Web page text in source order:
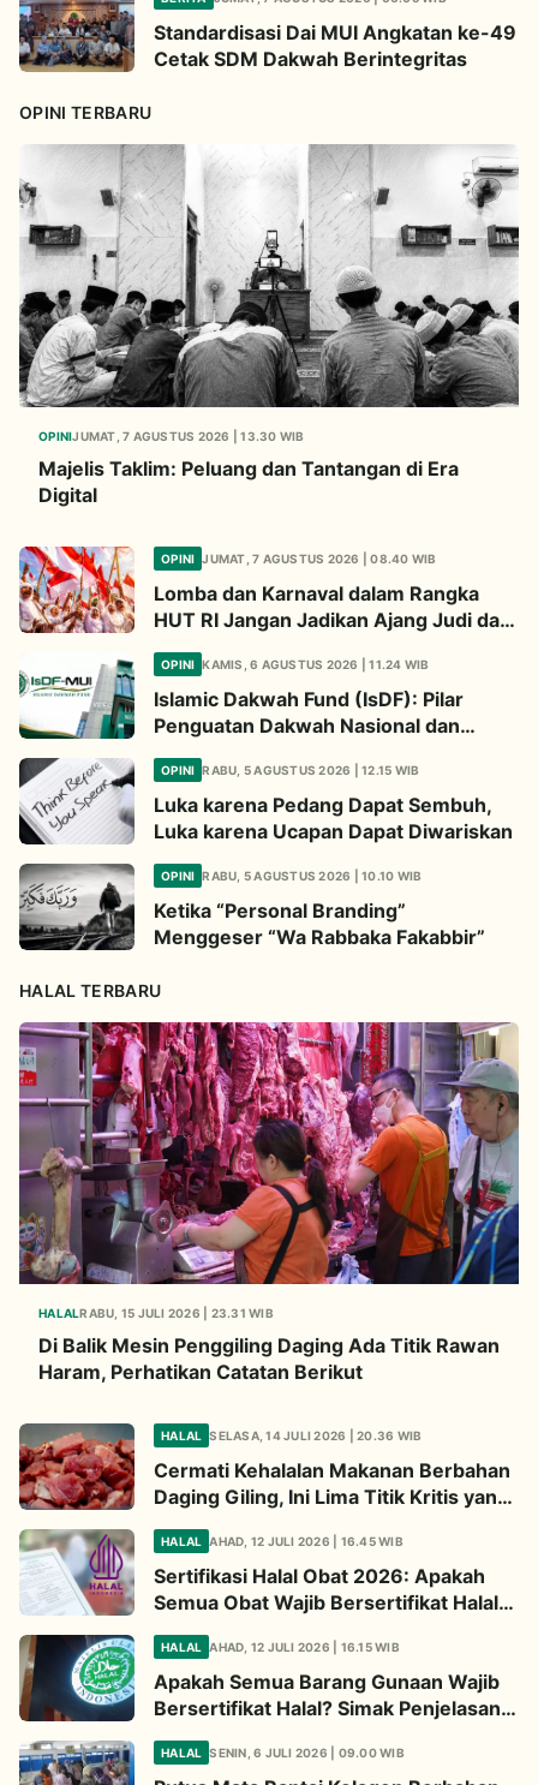
Standardisasi Dai MUI Angkatan ke-49
Cetak SDM Dakwah Berintegritas
OPINI TERBARU
OPINIJUMAT, 7 AGUSTUS 2026 | 13.30 WIB
Majelis Taklim: Peluang dan Tantangan di Era
Digital
OPINI JUMAT, 7 AGUSTUS 2026 | 08.40 WIB
Lomba dan Karnaval dalam Rangka
HUT RI Jangan Jadikan Ajang Judi dan
OPINI KAMIS, 6 AGUSTUS 2026 | 11.24 WIB
Islamic Dakwah Fund (IsDF): Pilar
Penguatan Dakwah Nasional dan
OPINI RABU, 5 AGUSTUS 2026 | 12.15 WIB
Luka karena Pedang Dapat Sembuh,
Luka karena Ucapan Dapat Diwariskan
OPINI RABU, 5 AGUSTUS 2026 | 10.10 WIB
Ketika “Personal Branding”
Menggeser “Wa Rabbaka Fakabbir”
HALAL TERBARU
HALALRABU, 15 JULI 2026 | 23.31 WIB
Di Balik Mesin Penggiling Daging Ada Titik Rawan
Haram, Perhatikan Catatan Berikut
HALAL SELASA, 14 JULI 2026 | 20.36 WIB
Cermati Kehalalan Makanan Berbahan
Daging Giling, Ini Lima Titik Kritis yang
HALAL AHAD, 12 JULI 2026 | 16.45 WIB
Sertifikasi Halal Obat 2026: Apakah
Semua Obat Wajib Bersertifikat Halal?
HALAL AHAD, 12 JULI 2026 | 16.15 WIB
Apakah Semua Barang Gunaan Wajib
Bersertifikat Halal? Simak Penjelasan
HALAL SENIN, 6 JULI 2026 | 09.00 WIB